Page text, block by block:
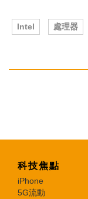
Intel 處理器
科技焦點
iPhone
5G流動